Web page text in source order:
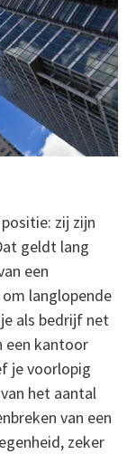
zij zijn
geldt lang
een
langlopende
als bedrijf net
een kantoor
je voorlopig
het aantal
van een
zeker